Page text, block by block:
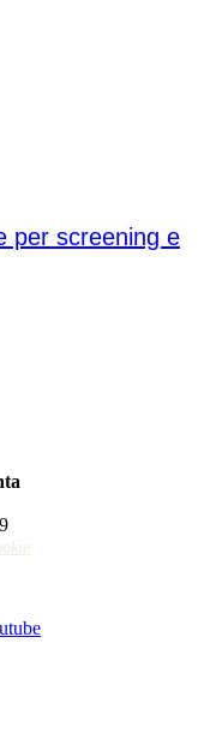
per screening e